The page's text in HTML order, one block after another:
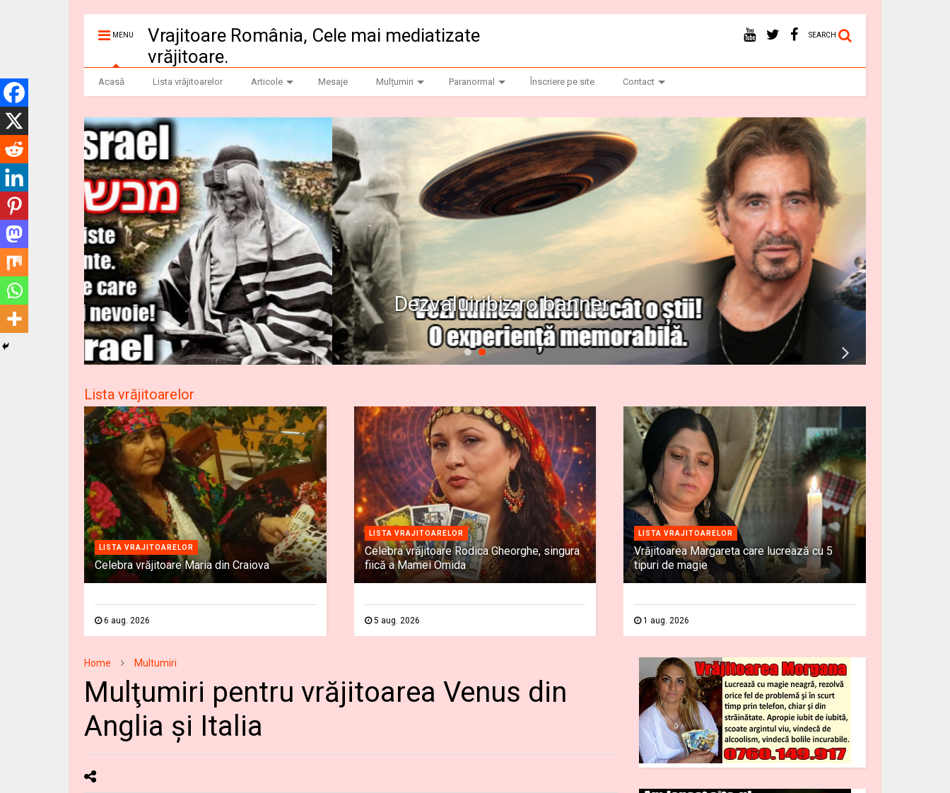
MENU
Vrajitoare România, Cele mai mediatizate
vrăjitoare.
SEARCH
Acasă Lista vrăjitoarelor Articole Mesaje Mulțumiri Paranormal Înscriere pe site Contact
Dezvaluiribiz.ro banner
Lista vrăjitoarelor
LISTA VRAJITOARELOR
Celebra vrăjitoare Maria din Craiova
6 aug. 2026
LISTA VRAJITOARELOR
Celebra vrăjitoare Rodica Gheorghe, singura
fiică a Mamei Omida
5 aug. 2026
LISTA VRAJITOARELOR
Vrăjitoarea Margareta care lucrează cu 5
tipuri de magie
1 aug. 2026
Home Multumiri
Mulţumiri pentru vrăjitoarea Venus din
Anglia și Italia